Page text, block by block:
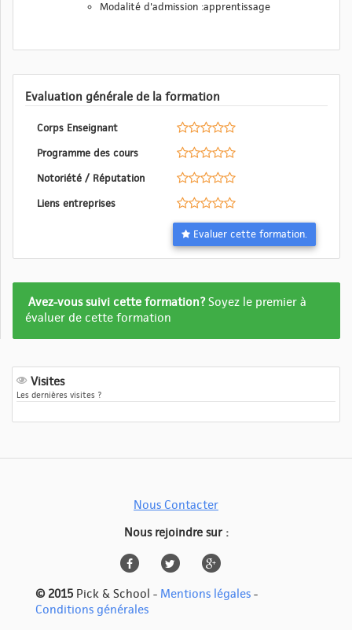
Modalité d'admission :apprentissage
Evaluation générale de la formation
Corps Enseignant
Programme des cours
Notoriété / Réputation
Liens entreprises
Evaluer cette formation.
Formation
pas
Avez-vous suivi cette formation?Soyez le premier à
évaluer de cette formation
Visites
Les dernières visites ?
Nous Contacter
Nous rejoindre sur :
© 2015 Pick & School - Mentions légales -
Conditions générales